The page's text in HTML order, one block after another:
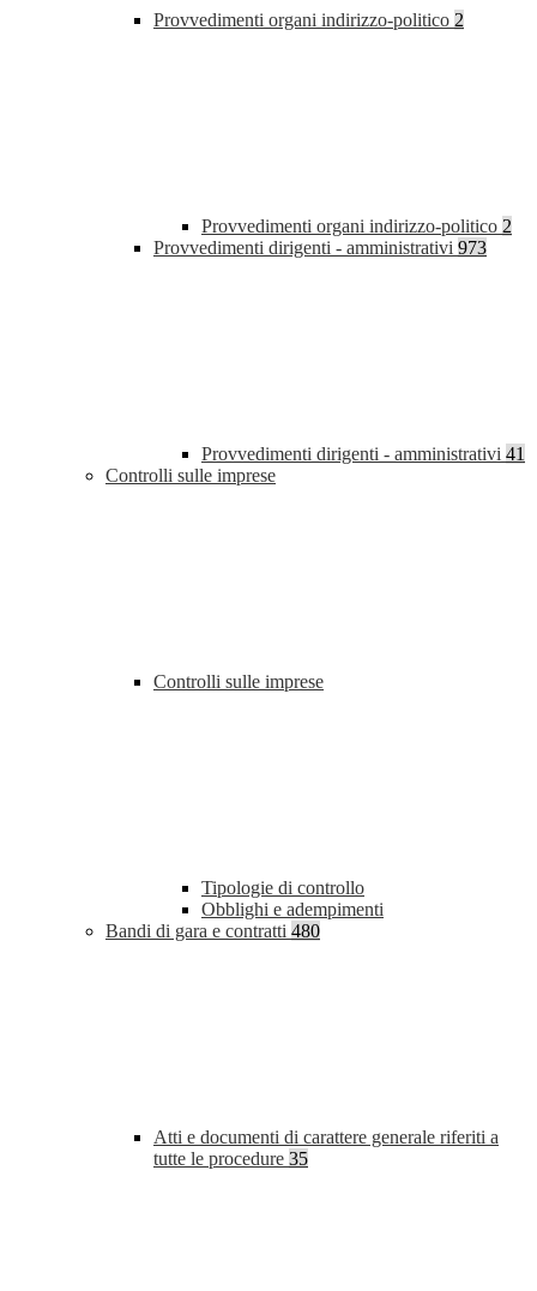
Provvedimenti organi indirizzo-politico 2
Provvedimenti organi indirizzo-politico 2
Provvedimenti dirigenti - amministrativi 973
Provvedimenti dirigenti - amministrativi 41
Controlli sulle imprese
Controlli sulle imprese
Tipologie di controllo
Obblighi e adempimenti
Bandi di gara e contratti 480
Atti e documenti di carattere generale riferiti a
tutte le procedure 35